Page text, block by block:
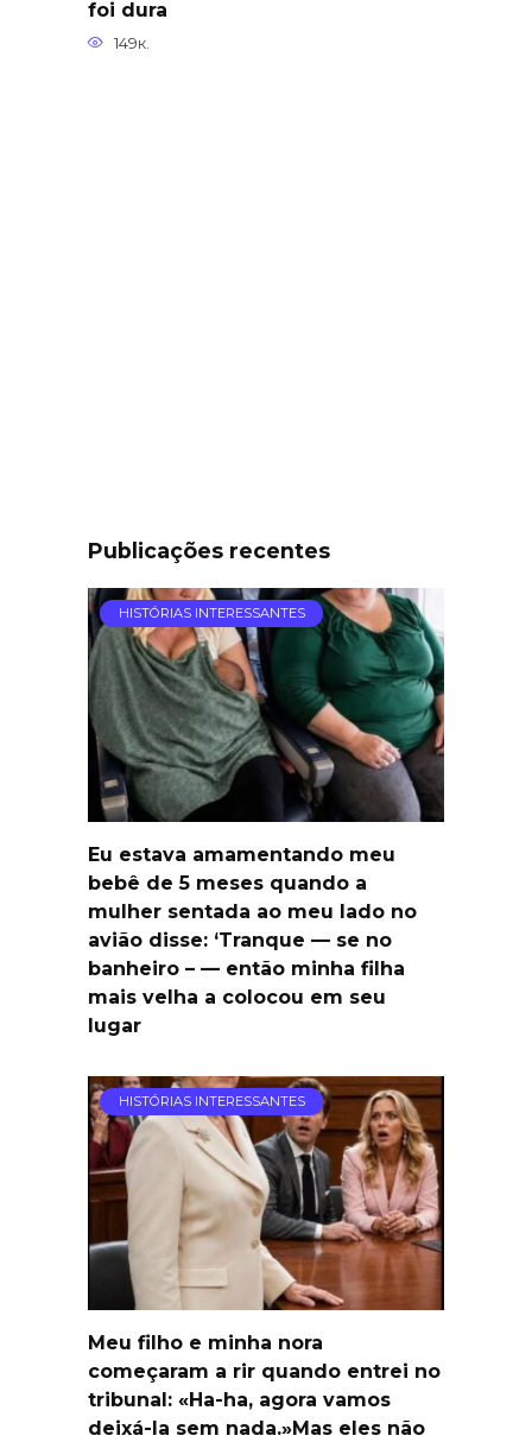
foi dura
149к.
Publicações recentes
HISTÓRIAS INTERESSANTES
Eu estava amamentando meu
bebê de 5 meses quando a
mulher sentada ao meu lado no
avião disse: ‘Tranque — se no
banheiro – — então minha filha
mais velha a colocou em seu
lugar
HISTÓRIAS INTERESSANTES
Meu filho e minha nora
começaram a rir quando entrei no
tribunal: «Ha-ha, agora vamos
deixá-la sem nada.»Mas eles não